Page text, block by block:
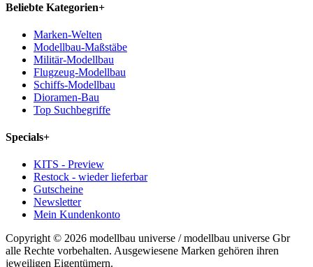
Beliebte Kategorien+
Marken-Welten
Modellbau-Maßstäbe
Militär-Modellbau
Flugzeug-Modellbau
Schiffs-Modellbau
Dioramen-Bau
Top Suchbegriffe
Specials+
KITS - Preview
Restock - wieder lieferbar
Gutscheine
Newsletter
Mein Kundenkonto
Copyright © 2026 modellbau universe / modellbau universe Gbr
alle Rechte vorbehalten. Ausgewiesene Marken gehören ihren
jeweiligen Eigentümern.